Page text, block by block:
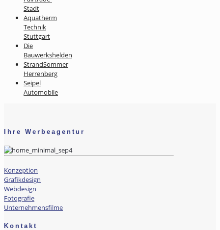
Stadt
Aquatherm
Technik
Stuttgart
Die
Bauwerkshelden
StrandSommer
Herrenberg
Seipel
Automobile
Ihre Werbeagentur
Konzeption
Grafikdesign
Webdesign
Fotografie
Unternehmensfilme
Kontakt